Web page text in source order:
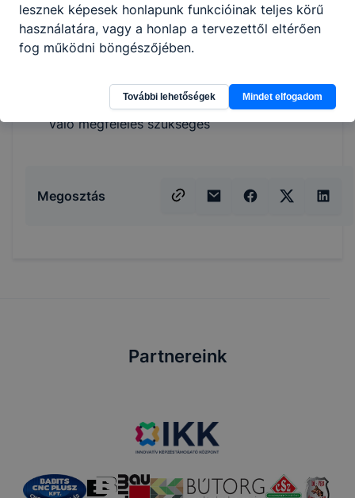
A tanulmányi területre egyéb pszichés
fejlődési zavarral (súlyos tanulási, figyelem-
vagy magatartásszabályozási zavarral) küzdő
Felvétel a tanulmányi eredmények alapján
Egészségügyi alkalmassági követelményeknek
való megfelelés szükséges
Megosztás
Partnereink
lesznek képesek honlapunk funkcióinak teljes körű
használatára, vagy a honlap a tervezettől eltérően
fog működni böngészőjében.
További lehetőségek Mindet elfogadom